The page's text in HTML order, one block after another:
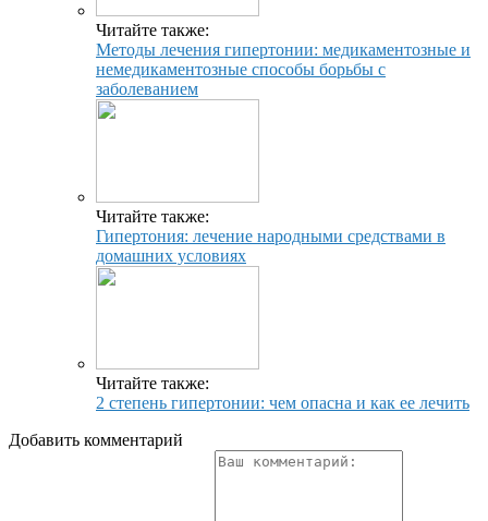
Читайте также:
Методы лечения гипертонии: медикаментозные и
немедикаментозные способы борьбы с
заболеванием
Читайте также:
Гипертония: лечение народными средствами в
домашних условиях
Читайте также:
2 степень гипертонии: чем опасна и как ее лечить
Добавить комментарий